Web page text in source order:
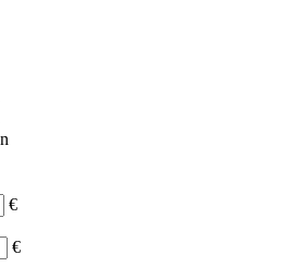
€
€